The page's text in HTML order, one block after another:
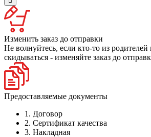
Изменить заказ до отправки
Не волнуйтесь, если кто-то из родителей
скидываться - изменяйте заказ до
Предоставляемые документы
1. Договор
2. Сертификат качества
3. Накладная